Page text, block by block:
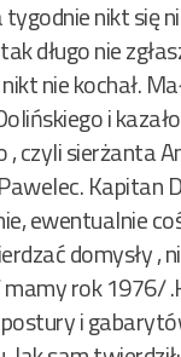
nikt się
długo nie
nie kochał.
i
czyli sierżanta
Kapitan
ewentualnie
domysły ,
rok 1976/
i